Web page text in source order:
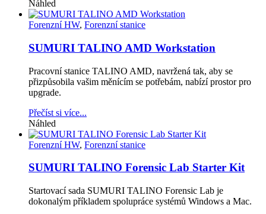
Náhled
Forenzní HW, Forenzní stanice
SUMURI TALINO AMD Workstation
Pracovní stanice TALINO AMD, navržená tak, aby se
přizpůsobila vašim měnícím se potřebám, nabízí prostor pro
upgrade.
Přečíst si více...
Náhled
Forenzní HW, Forenzní stanice
SUMURI TALINO Forensic Lab Starter Kit
Startovací sada SUMURI TALINO Forensic Lab je
dokonalým příkladem spolupráce systémů Windows a Mac.